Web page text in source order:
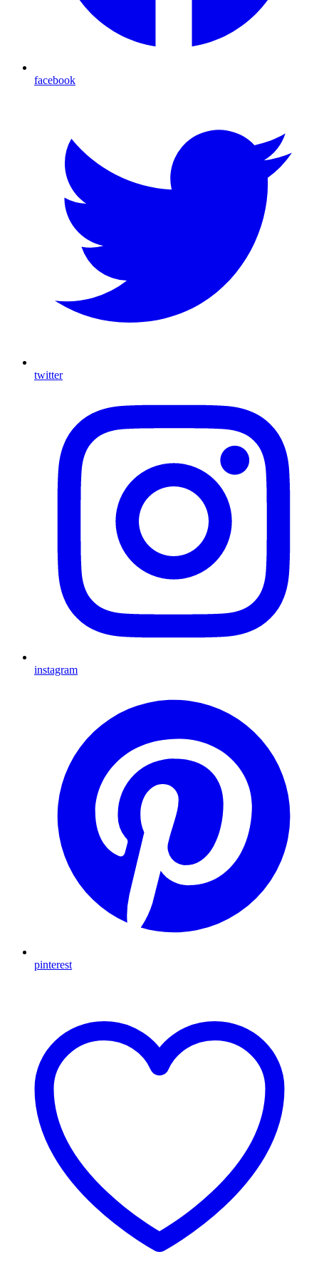
facebook
twitter
instagram
pinterest